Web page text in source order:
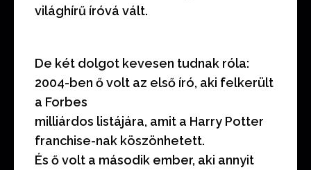
világhírű íróvá vált.
De két dolgot kevesen tudnak róla:
2004-ben ő volt az első író, aki felkerült
a Forbes
milliárdos listájára, amit a Harry Potter
franchise-nak köszönhetett.
És ő volt a második ember, aki annyit